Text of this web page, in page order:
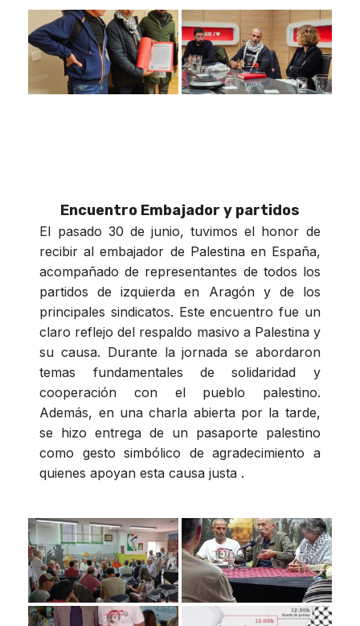
Encuentro Embajador y partidos
El pasado 30 de junio, tuvimos el honor de
recibir al embajador de Palestina en España,
acompañado de representantes de todos los
partidos de izquierda en Aragón y de los
principales sindicatos. Este encuentro fue un
claro reflejo del respaldo masivo a Palestina y
su causa. Durante la jornada se abordaron
temas fundamentales de solidaridad y
cooperación con el pueblo palestino.
Además, en una charla abierta por la tarde,
se hizo entrega de un pasaporte palestino
como gesto simbólico de agradecimiento a
quienes apoyan esta causa justa .